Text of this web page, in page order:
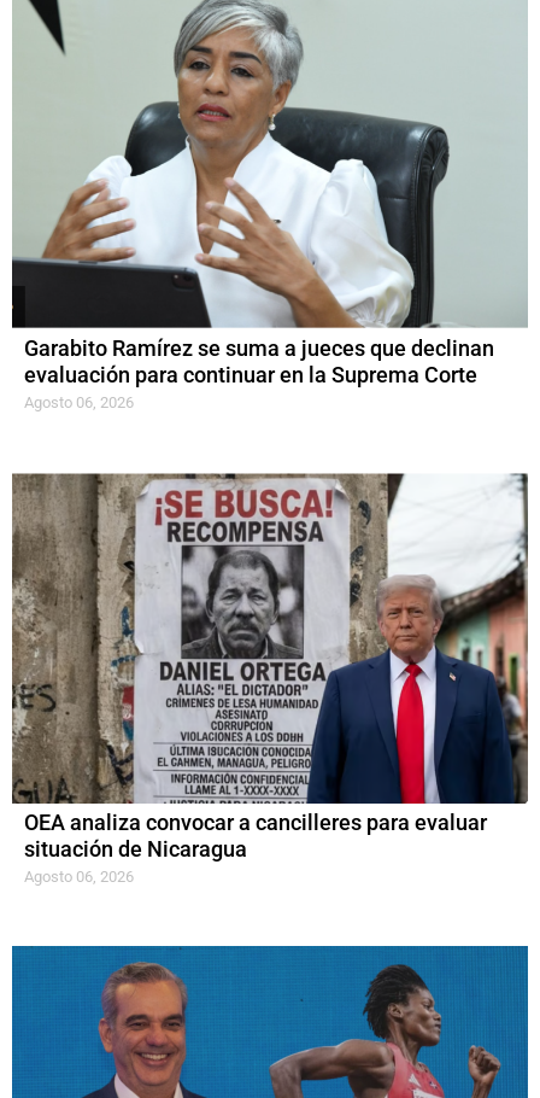
Garabito Ramírez se suma a jueces que declinan
evaluación para continuar en la Suprema Corte
Agosto 06, 2026
OEA analiza convocar a cancilleres para evaluar
situación de Nicaragua
Agosto 06, 2026